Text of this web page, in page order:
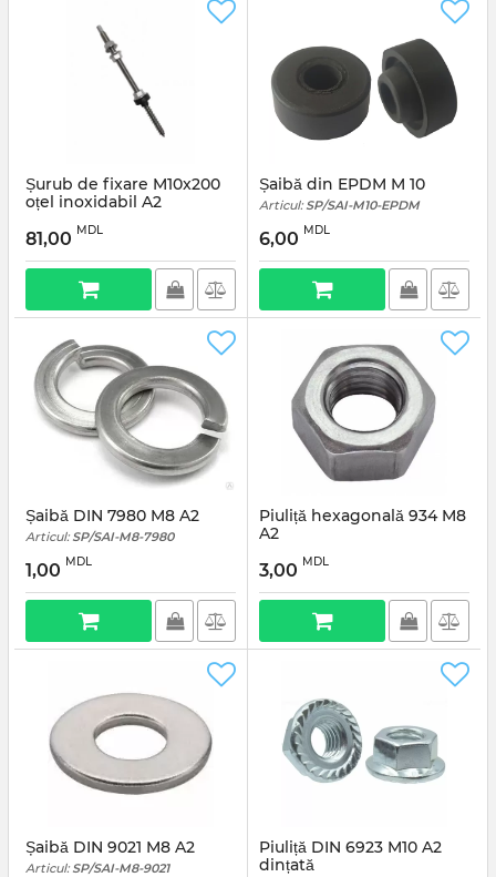
Șurub de fixare M10x200
oțel inoxidabil A2
SP/ ANC-M10-200
81,00 MDL
Șaibă din EPDM M 10
Articul: SP/SAI-M10-EPDM
6,00 MDL
Șaibă DIN 7980 M8 A2
Articul: SP/SAI-M8-7980
1,00 MDL
Piuliță hexagonală 934 M8
A2
SP/PIU-M8-934
3,00 MDL
Șaibă DIN 9021 M8 A2
Articul: SP/SAI-M8-9021
Piuliță DIN 6923 M10 A2
dințată